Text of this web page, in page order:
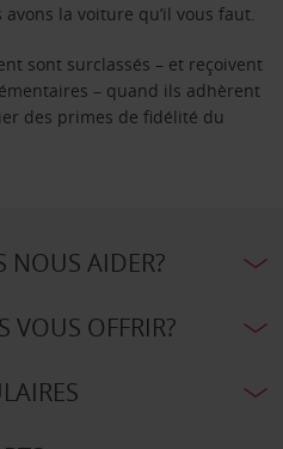
la voiture qu’il vous faut.
sont surclassés – et reçoivent
– quand ils adhèrent
des primes de fidélité du
NOUS AIDER?
VOUS OFFRIR?